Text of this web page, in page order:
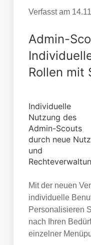
Verfasst am
Admin-
Rollen mit
Individuelle
Nutzung des
Admin-Scouts
durch neue
und
Mit der neuen
individuelle
Personalisieren
nach Ihren
einzelner